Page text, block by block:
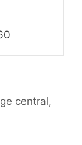
central,